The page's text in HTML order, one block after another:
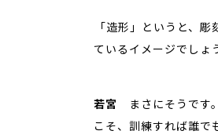
――「造形」というと、
ているイメージでしょ
若宮
まさにそうです
こそ、訓練すれば誰で